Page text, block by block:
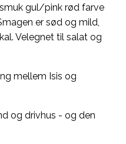
gul/pink rød farve
er sød og mild,
Velegnet til salat og
mellem Isis og
og drivhus - og den